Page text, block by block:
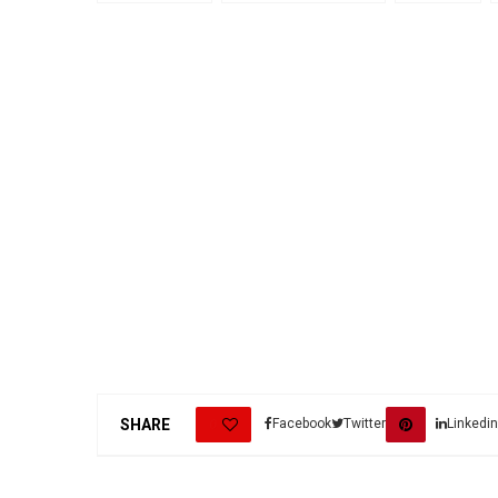
SHARE Facebook Twitter Linkedin